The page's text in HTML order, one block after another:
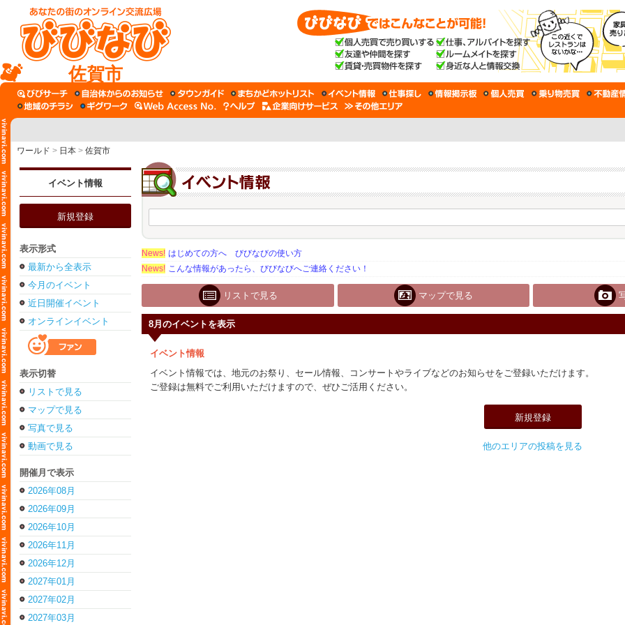
佐賀市
ワールド > 日本 > 佐賀市
イベント情報
新規登録
表示形式
最新から全表示
今月のイベント
近日開催イベント
オンラインイベント
表示切替
リストで見る
マップで見る
写真で見る
動画で見る
開催月で表示
2026年08月
2026年09月
2026年10月
2026年11月
2026年12月
2027年01月
2027年02月
2027年03月
News! はじめての方へ びびなびの使い方
News! こんな情報があったら、びびなびへご連絡ください！
リストで見る マップで見る
8月のイベントを表示
イベント情報
イベント情報では、地元のお祭り、セール情報、コンサートやライブなどのお知らせをご登録いただけます。
ご登録は無料でご利用いただけますので、ぜひご活用ください。
新規登録
他のエリアの投稿を見る